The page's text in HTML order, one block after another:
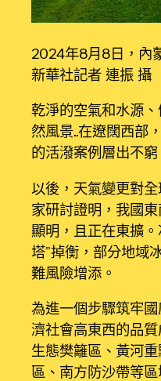
2024年8月8日，內
新華社記者 連振 攝
乾淨的空氣和水源
然風景……在遼闊西部
的活潑案例層出不窮
以後，天氣變更對
家研討證明，我國
顯明，且正在東擴
塔”掉衡，部分地域
難風險增添。
為進一個步驟筑牢
濟社會高東西的品
生態樊籬區、黃河
區、南方防沙帶等